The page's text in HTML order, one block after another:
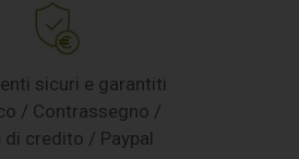
sicuri e garantiti
/ Contrassegno /
di credito / Paypal